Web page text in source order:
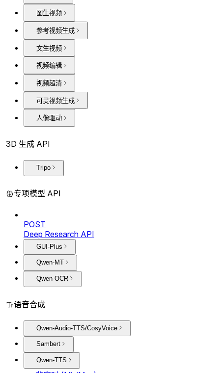
图生视频
参考视频生成
文生视频
视频编辑
视频超清
可灵视频生成
人像驱动
3D 生成 API
Tripo
专项模型 API
POST
Deep Research API
GUI-Plus
Qwen-MT
Qwen-OCR
语音合成
Qwen-Audio-TTS/CosyVoice
Sambert
Qwen-TTS